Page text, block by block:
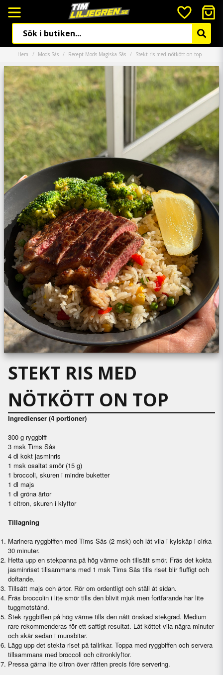
Hem Mods Sås Recept Mods Magiska Sås Stekt ris med nötkött on top
STEKT RIS MED
NÖTKÖTT ON TOP
Ingredienser (4 portioner)
300 g ryggbiff
3 msk Tims Sås
4 dl kokt jasminris
1 msk osaltat smör (15 g)
1 broccoli, skuren i mindre buketter
1 dl majs
1 dl gröna ärtor
1 citron, skuren i klyftor
Tillagning
Marinera ryggbiffen med Tims Sås (2 msk) och låt vila i kylskåp i cirka
30 minuter.
Hetta upp en stekpanna på hög värme och tillsätt smör. Fräs det kokta
jasminriset tillsammans med 1 msk Tims Sås tills riset blir fluffigt och
doftande.
Tillsätt majs och ärtor. Rör om ordentligt och ställ åt sidan.
Fräs broccolin i lite smör tills den blivit mjuk men fortfarande har lite
tuggmotstånd.
Stek ryggbiffen på hög värme tills den nått önskad stekgrad. Medium
rare rekommenderas för ett saftigt resultat. Låt köttet vila några minuter
och skär sedan i munsbitar.
Lägg upp det stekta riset på tallrikar. Toppa med ryggbiffen och servera
tillsammans med broccoli och citronklyftor.
Pressa gärna lite citron över rätten precis före servering.